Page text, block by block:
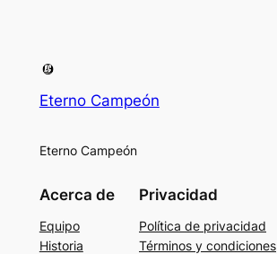
Eterno Campeón
Eterno Campeón
Acerca de
Equipo
Historia
Privacidad
Política de privacidad
Términos y condiciones